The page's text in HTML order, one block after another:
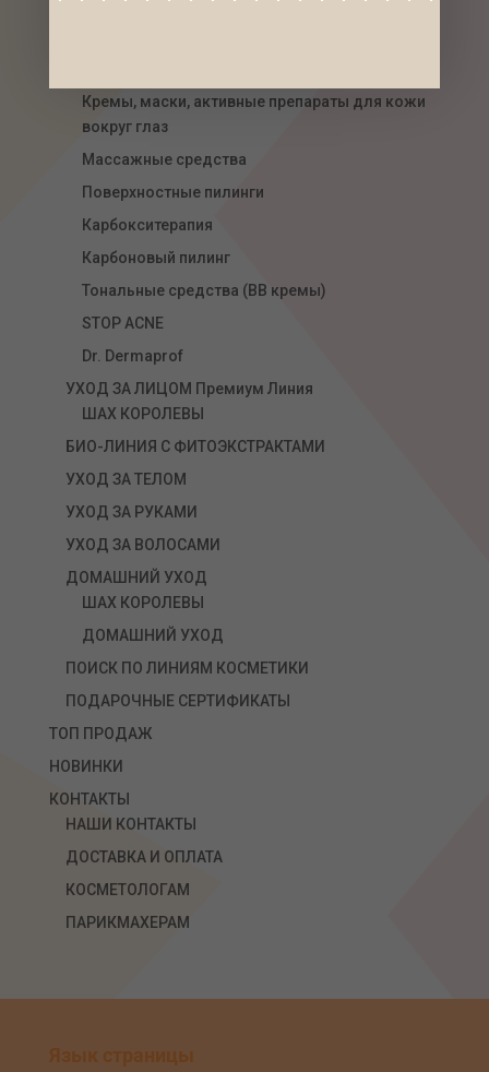
Маски
Кремы, маски, активные препараты для кожи
вокруг глаз
Массажные средства
Поверхностные пилинги
Карбокситерапия
Карбоновый пилинг
Тональные средства (ВВ кремы)
STOP ACNE
Dr. Dermaprof
УХОД ЗА ЛИЦОМ Премиум Линия
ШАХ КОРОЛЕВЫ
БИО-ЛИНИЯ С ФИТОЭКСТРАКТАМИ
УХОД ЗА ТЕЛОМ
УХОД ЗА РУКАМИ
УХОД ЗА ВОЛОСАМИ
ДОМАШНИЙ УХОД
ШАХ КОРОЛЕВЫ
ДОМАШНИЙ УХОД
ПОИСК ПО ЛИНИЯМ КОСМЕТИКИ
ПОДАРОЧНЫЕ СЕРТИФИКАТЫ
ТОП ПРОДАЖ
НОВИНКИ
КОНТАКТЫ
НАШИ КОНТАКТЫ
ДОСТАВКА И ОПЛАТА
КОСМЕТОЛОГАМ
ПАРИКМАХЕРАМ
Язык страницы